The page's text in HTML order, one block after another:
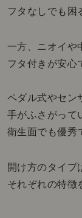
フタなしでも困
一方、ニオイや
フタ付きが安心
ペダル式やセン
手がふさがって
衛生面でも優秀
開け方のタイプ
それぞれの特徴